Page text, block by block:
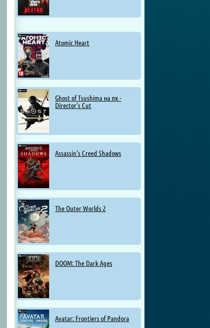
Atomic Heart
Ghost of Tsushima на пк -
Director's Cut
Assassin's Creed Shadows
The Outer Worlds 2
DOOM: The Dark Ages
Avatar: Frontiers of Pandora